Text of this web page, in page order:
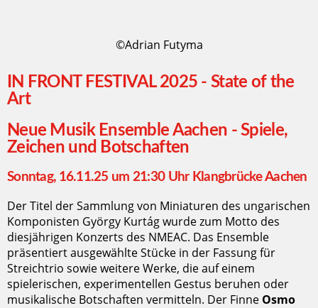
©Adrian Futyma
IN FRONT FESTIVAL 2025 - State of the
Art
Neue Musik Ensemble Aachen - Spiele,
Zeichen und Botschaften
Sonntag, 16.11.25 um 21:30 Uhr Klangbrücke Aachen
Der Titel der Sammlung von Miniaturen des ungarischen
Komponisten György Kurtág wurde zum Motto des
diesjährigen Konzerts des NMEAC. Das Ensemble
präsentiert ausgewählte Stücke in der Fassung für
Streichtrio sowie weitere Werke, die auf einem
spielerischen, experimentellen Gestus beruhen oder
musikalische Botschaften vermitteln. Der Finne Osmo